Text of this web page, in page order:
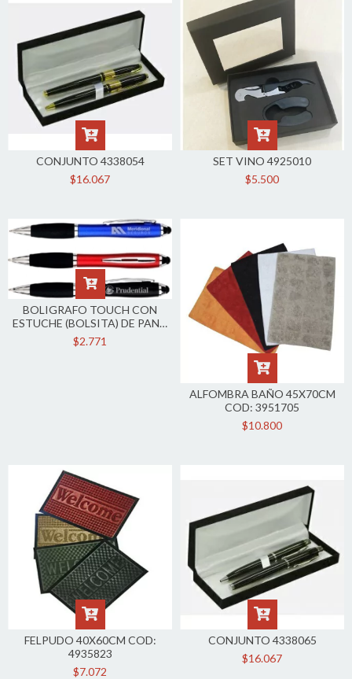
CONJUNTO 4338054
$16.067
SET VINO 4925010
$5.500
BOLIGRAFO TOUCH CON
ESTUCHE (BOLSITA) DE PANA
5732
$2.771
ALFOMBRA BAÑO 45X70CM
COD: 3951705
$10.800
FELPUDO 40X60CM COD:
4935823
$7.072
CONJUNTO 4338065
$16.067